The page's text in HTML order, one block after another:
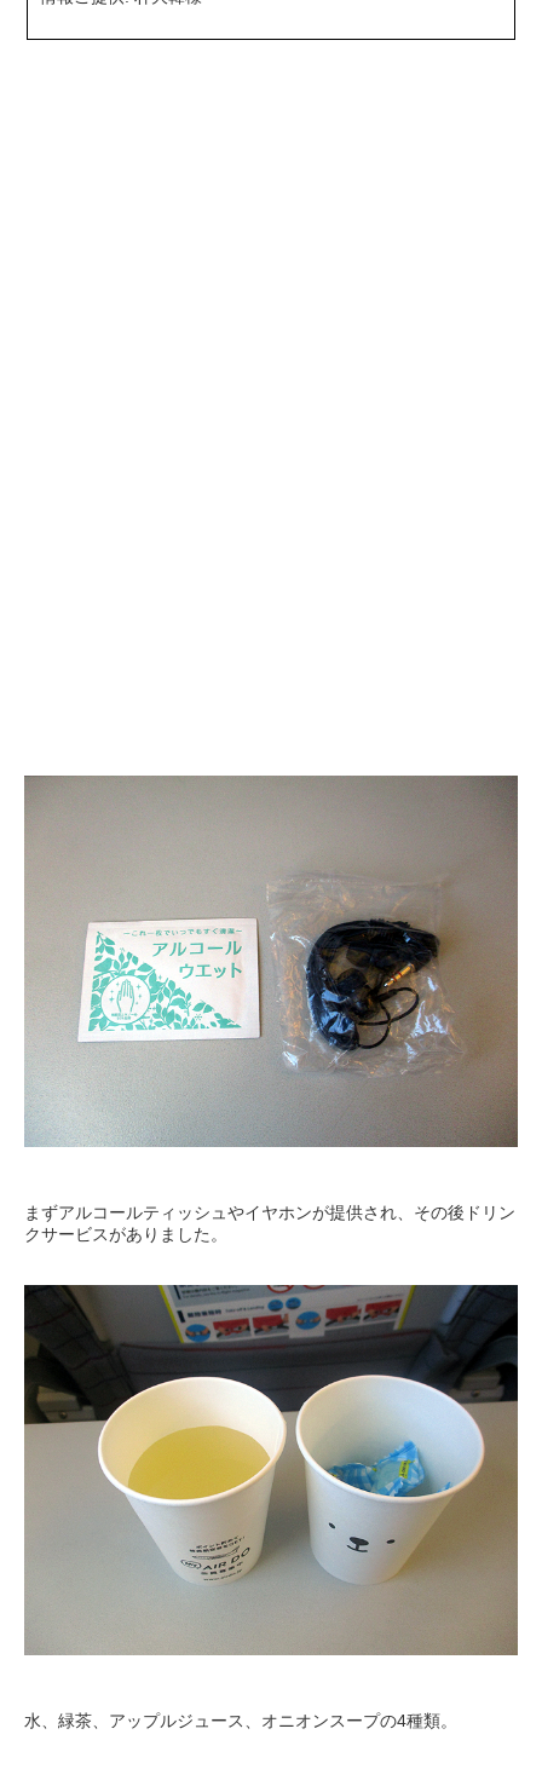
まずアルコールティッシュやイヤホンが提供され、その後ドリン
クサービスがありました。
水、緑茶、アップルジュース、オニオンスープの4種類。